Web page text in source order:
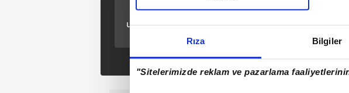
Rıza Bilgiler
"Sitelerimizde reklam ve pazarlama
'Dur' ihtarına
uymayan araçlardan
biri cami bahçesine
uçtu, diğerinde 9
göçmen yakalandı